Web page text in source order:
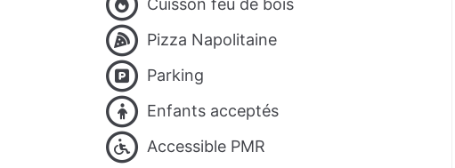
Cuisson feu de bois
Pizza Napolitaine
Parking
Enfants acceptés
Accessible PMR